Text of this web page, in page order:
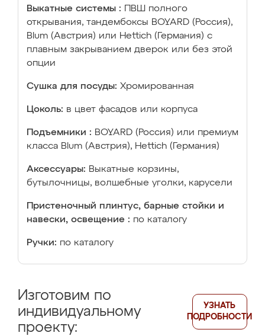
Выкатные системы :
ПВШ полного
открывания, тандембоксы BOYARD (Россия),
Blum (Австрия) или Hettich (Германия) с
плавным закрыванием дверок или без этой
опции
Сушка для посуды: Хромированная
Цоколь: в цвет фасадов или корпуса
Подъемники : BOYARD (Россия) или премиум
класса Blum (Австрия), Hettich (Германия)
Аксессуары: Выкатные корзины,
бутылочницы, волшебные уголки, карусели
Пристеночный плинтус, барные стойки и
навески, освещение : по каталогу
Ручки: по каталогу
Изготовим по
индивидуальному
проекту:
УЗНАТЬ
ПОДРОБНОСТИ